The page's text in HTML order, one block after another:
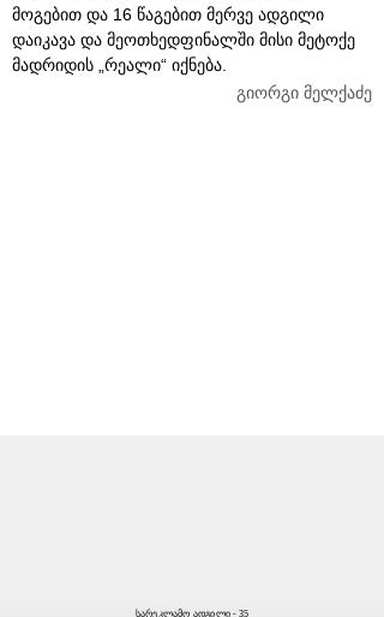
მოგებით და 16 წაგებით მერვე ადგილი
დაიკავა და მეოთხედფინალში მისი მეტოქე
მადრიდის „რეალი“ იქნება.
გიორგი მელქაძე
სარეკლამო ადგილი - 35